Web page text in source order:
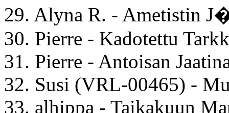
29. Alyna R. - Ametistin
30. Pierre - Kadotettu
31. Pierre - Antoisan
32. Susi (VRL-00465) -
33. alhippa - Taikakuun